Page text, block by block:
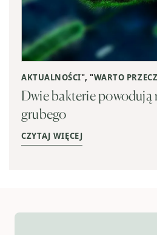
AKTUALNOŚCI", "WARTO
Dwie bakterie powodują
grubego
CZYTAJ WIĘCEJ